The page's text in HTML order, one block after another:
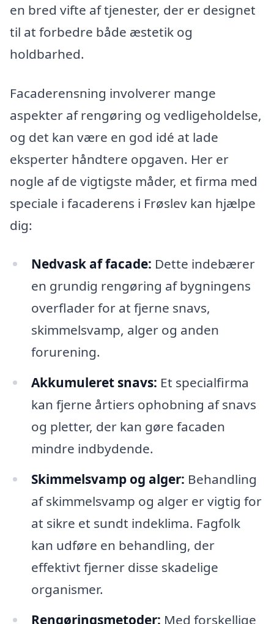
en bred vifte af tjenester, der er designet
til at forbedre både æstetik og
holdbarhed.
Facaderensning involverer mange
aspekter af rengøring og vedligeholdelse,
og det kan være en god idé at lade
eksperter håndtere opgaven. Her er
nogle af de vigtigste måder, et firma med
speciale i facaderens i Frøslev kan hjælpe
dig:
Nedvask af facade: Dette indebærer
en grundig rengøring af bygningens
overflader for at fjerne snavs,
skimmelsvamp, alger og anden
forurening.
Akkumuleret snavs: Et specialfirma
kan fjerne årtiers ophobning af snavs
og pletter, der kan gøre facaden
mindre indbydende.
Skimmelsvamp og alger: Behandling
af skimmelsvamp og alger er vigtig for
at sikre et sundt indeklima. Fagfolk
kan udføre en behandling, der
effektivt fjerner disse skadelige
organismer.
Rengøringsmetoder: Med forskellige